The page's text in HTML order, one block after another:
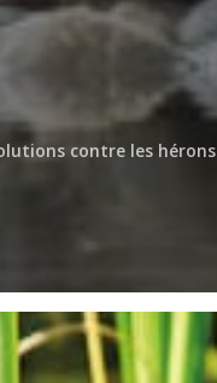
contre les hérons